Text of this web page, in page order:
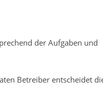
der Aufgaben und
Betreiber entscheidet